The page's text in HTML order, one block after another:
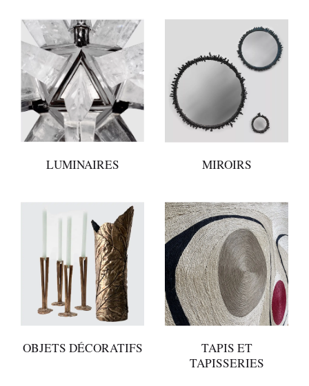
LUMINAIRES MIROIRS
OBJETS DÉCORATIFS
TAPIS ET
TAPISSERIES